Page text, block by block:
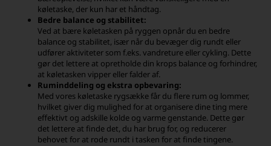
køletaske, der kun har et håndtag.
Bedre balance og stabilitet:
Ved at bære køletasken på ryggen opnår du en bedre
balance og stabilitet, især når du bevæger dig rundt eller
udfører aktiviteter som f.eks. vandreture eller cykling. Dette
gør det lettere at opretholde din krops balance og forhindrer,
at køletasken vipper eller falder af.
Ruminddeling og ekstra opbevaring:
Med vores køletaske rygsække får du flere rum og lommer,
hvilket giver dig mulighed for at organisere dine ting mere
effektivt og adskille kolde og varme genstande. Dette gør
det lettere at finde det, du har brug for, og reducerer
behovet for at rode rundt i tasken for at finde tingene.